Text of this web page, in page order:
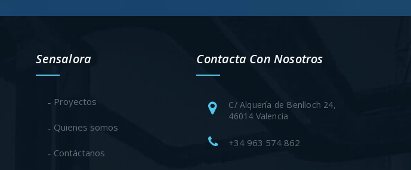
Sensalora
Proyectos
Quienes somos
Contáctanos
Contacta Con Nosotros
C/ Alquería de Benlloch 24,
46014 Valencia
+34 963 574 862